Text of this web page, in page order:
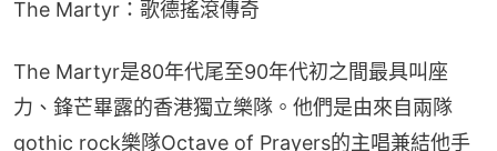
The Martyr：歌德搖滾傳奇
The Martyr是80年代尾至90年代初之間最具叫座
力、鋒芒畢露的香港獨立樂隊。他們是由來自兩隊
gothic rock樂隊Octave of Prayers的主唱兼結他手